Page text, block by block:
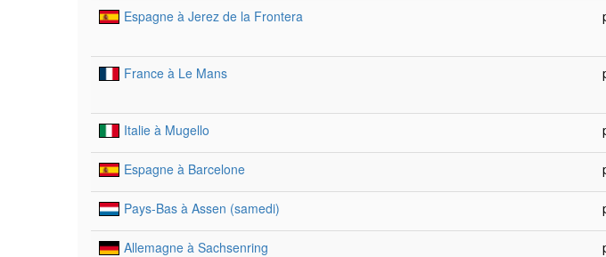
Espagne à Jerez de la Frontera
France à Le Mans
Italie à Mugello
Espagne à Barcelone
Pays-Bas à Assen (samedi)
Allemagne à Sachsenring